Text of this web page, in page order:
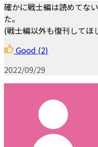
確かに戦士編は読めてな
た。
(戦士編以外も復刊してほ
Good (2)
2022/09/29